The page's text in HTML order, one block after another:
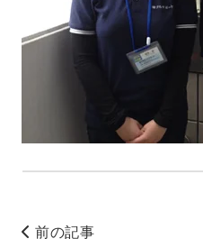
前の記事